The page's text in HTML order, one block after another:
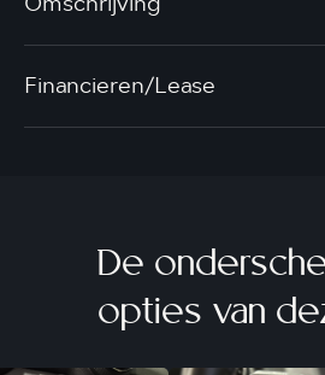
Financieren/Lease
De
opties van